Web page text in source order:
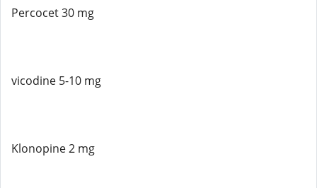
Percocet 30 mg
vicodine 5-10 mg
Klonopine 2 mg